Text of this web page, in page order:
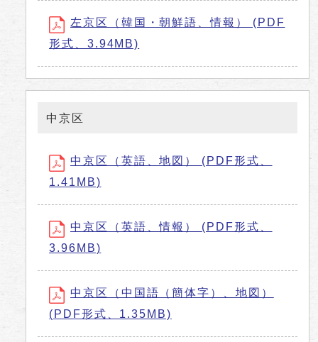
左京区（韓国・朝鮮語、情報） (PDF
形式、3.94MB)
中京区
中京区（英語、地図） (PDF形式、
1.41MB)
中京区（英語、情報） (PDF形式、
3.96MB)
中京区（中国語（簡体字）、地図）
(PDF形式、1.35MB)